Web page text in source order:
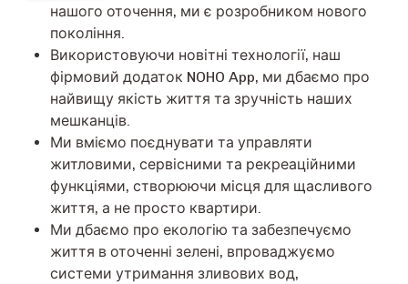
нашого оточення, ми є розробником нового
покоління.
Використовуючи новітні технології, наш
фірмовий додаток NOHO App, ми дбаємо про
найвищу якість життя та зручність наших
мешканців.
Ми вміємо поєднувати та управляти
житловими, сервісними та рекреаційними
функціями, створюючи місця для щасливого
життя, а не просто квартири.
Ми дбаємо про екологію та забезпечуємо
життя в оточенні зелені, впроваджуємо
системи утримання зливових вод,